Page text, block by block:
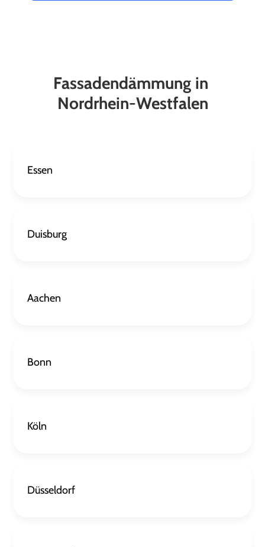
Fassadendämmung in
Nordrhein-Westfalen
Essen
Duisburg
Aachen
Bonn
Köln
Düsseldorf